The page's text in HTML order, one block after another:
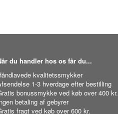
du handler hos os får du...
kvalitetssmykker
1-3 hverdage efter bestilling
bonussmykke ved køb over 400 kr.
betaling af gebyrer
fragt ved køb over 600 kr.